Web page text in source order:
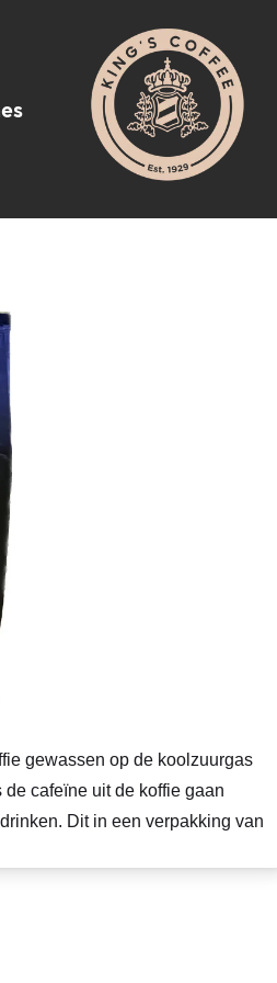
gewassen op de koolzuurgas
cafeïne uit de koffie gaan
Dit in een verpakking van